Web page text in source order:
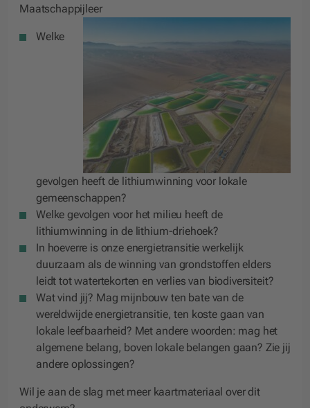
Maatschappijleer
Welke
gevolgen heeft de lithiumwinning voor lokale
gemeenschappen?
Welke gevolgen voor het milieu heeft de
lithiumwinning in de lithium-driehoek?
In hoeverre is onze energietransitie werkelijk
duurzaam als de winning van grondstoffen elders
leidt tot watertekorten en verlies van biodiversiteit?
Wat vind jij? Mag mijnbouw ten bate van de
wereldwijde energietransitie, ten koste gaan van
lokale leefbaarheid? Met andere woorden: mag het
algemene belang, boven lokale belangen gaan? Zie jij
andere oplossingen?
Wil je aan de slag met meer kaartmateriaal over dit